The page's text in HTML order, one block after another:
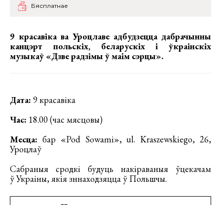
Бясплатнае
9 красавіка ва Уроцлаве адбудзецца дабрачынны
канцэрт польскіх, беларускіх і ўкраінскіх
музыкаў «Дзве радзімы ў маім сэрцы».
Дата: 9 красавіка
Час: 18.00 (час мясцовы)
Месца: бар «Pod Sowami», ul. Kraszewskiego, 26,
Уроцлаў
Сабраныя сродкі будуць накіраваныя ўцекачам
ў Украіны, якія зннаходзяцца ў Польшчы.